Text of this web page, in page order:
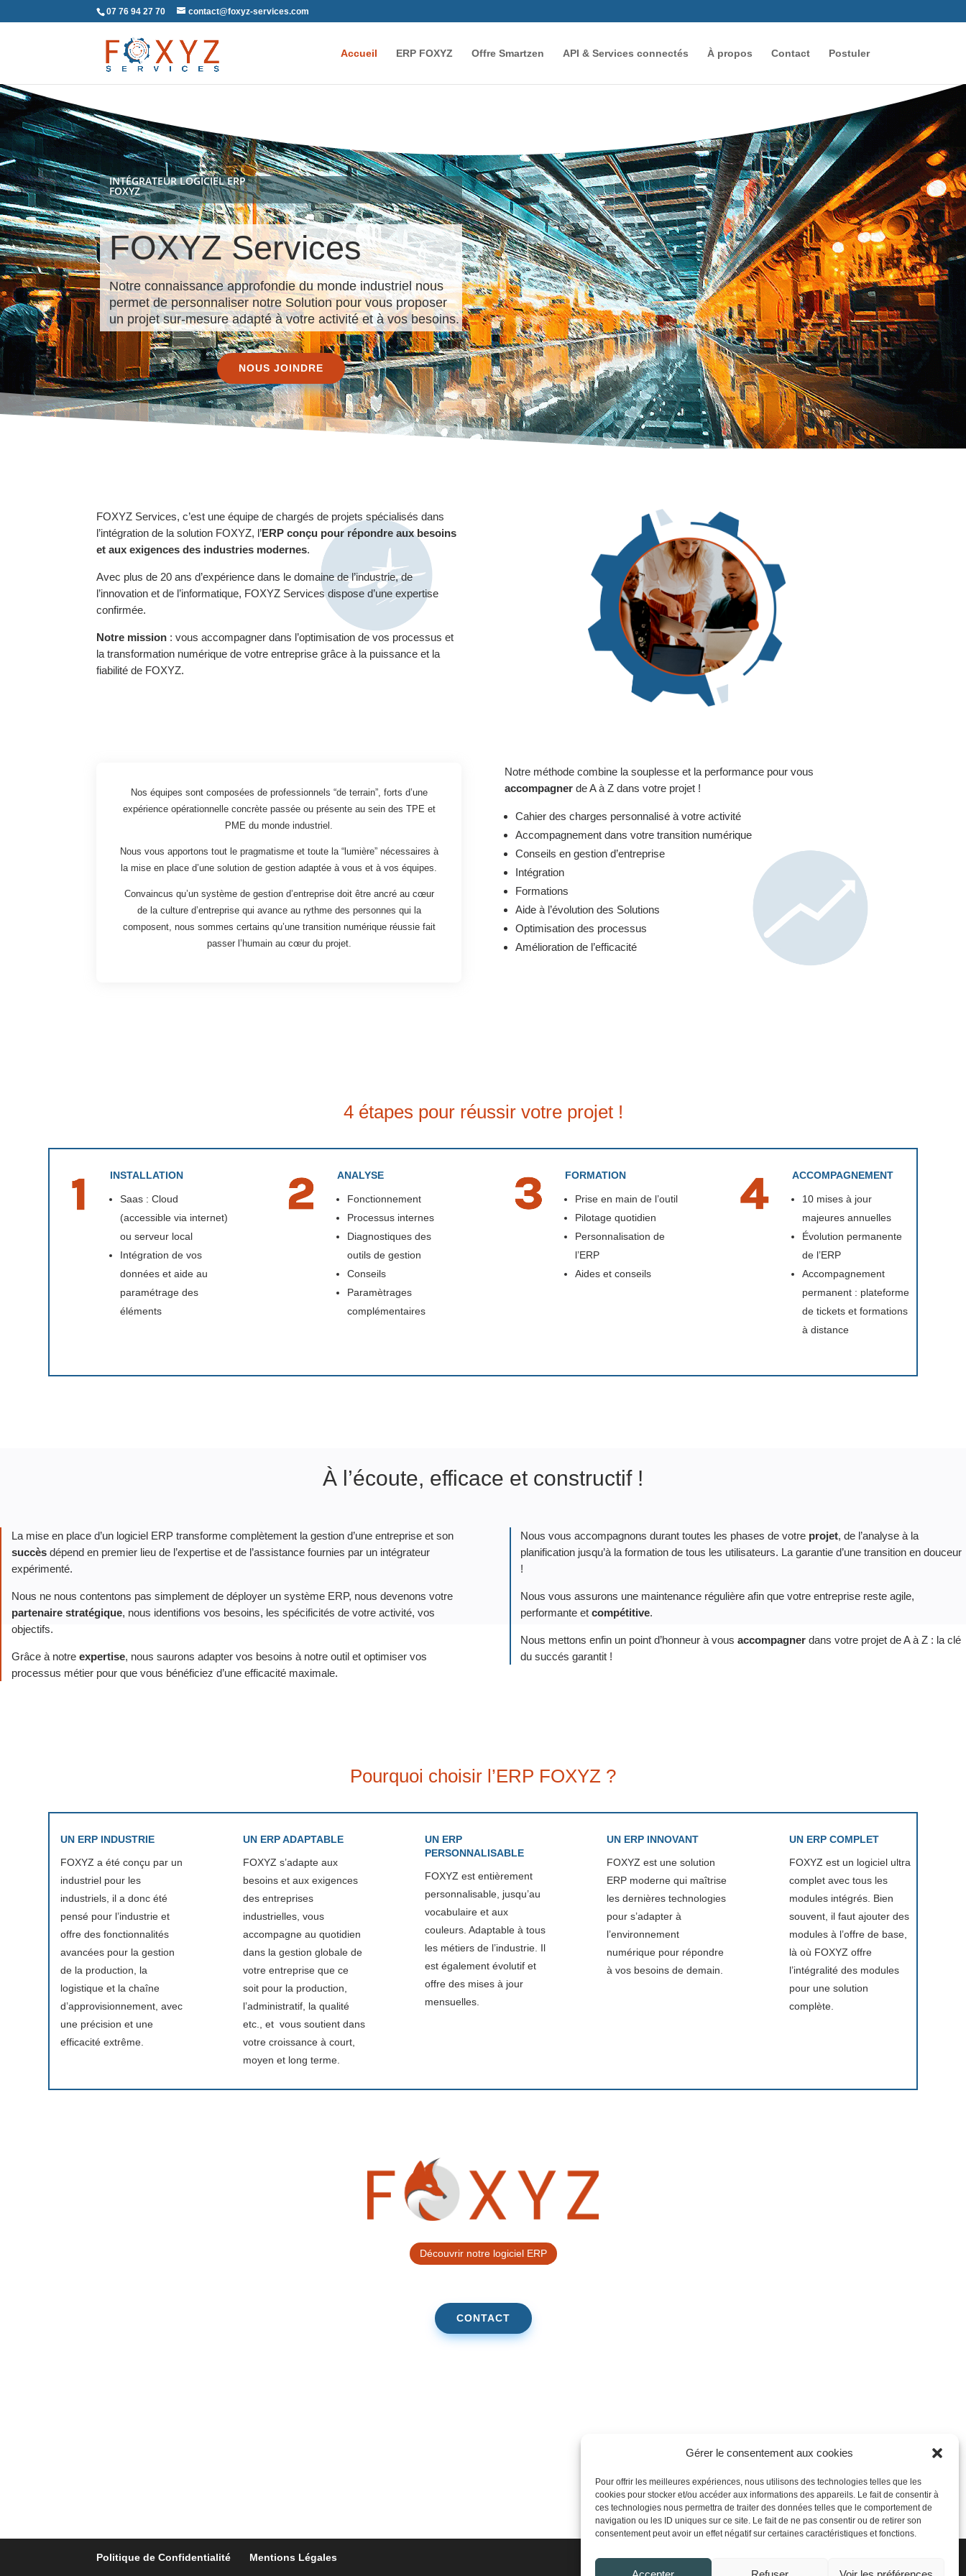
Gérer le consentement aux cookies
Pour offrir les meilleures expériences, nous utilisons des technologies telles que les
cookies pour stocker et/ou accéder aux informations des appareils. Le fait de consentir à
ces technologies nous permettra de traiter des données telles que le comportement de
navigation ou les ID uniques sur ce site. Le fait de ne pas consentir ou de retirer son
consentement peut avoir un effet négatif sur certaines caractéristiques et fonctions.
07 76 94 27 70 contact@foxyz-services.com
Accueil ERP FOXYZ Offre Smartzen API & Services connectés À propos Contact Postuler
INTÉGRATEUR LOGICIEL ERP
FOXYZ
FOXYZ Services
Notre connaissance approfondie du monde industriel nous
permet de personnaliser notre Solution pour vous proposer
un projet sur-mesure adapté à votre activité et à vos besoins.
NOUS JOINDRE
FOXYZ Services, c’est une équipe de chargés de projets spécialisés dans
l’intégration de la solution FOXYZ, l’ERP conçu pour répondre aux besoins
et aux exigences des industries modernes.
Avec plus de 20 ans d’expérience dans le domaine de l’industrie, de
l’innovation et de l’informatique, FOXYZ Services dispose d’une expertise
confirmée.
Notre mission : vous accompagner dans l’optimisation de vos processus et
la transformation numérique de votre entreprise grâce à la puissance et la
fiabilité de FOXYZ.
Nos équipes sont composées de professionnels “de terrain”, forts d’une
expérience opérationnelle concrète passée ou présente au sein des TPE et
PME du monde industriel.
Nous vous apportons tout le pragmatisme et toute la “lumière” nécessaires à
la mise en place d’une solution de gestion adaptée à vous et à vos équipes.
Convaincus qu’un système de gestion d’entreprise doit être ancré au cœur
de la culture d’entreprise qui avance au rythme des personnes qui la
composent, nous sommes certains qu’une transition numérique réussie fait
passer l’humain au cœur du projet.
Notre méthode combine la souplesse et la performance pour vous
accompagnerde A à Z dans votre projet !
Cahier des charges personnalisé à votre activité
Accompagnement dans votre transition numérique
Conseils en gestion d’entreprise
Intégration
Formations
Aide à l’évolution des Solutions
Optimisation des processus
Amélioration de l’efficacité
4 étapes pour réussir votre projet !
INSTALLATION
Saas : Cloud
(accessible via internet)
ou serveur local
Intégration de vos
données et aide au
paramétrage des
éléments
ANALYSE
Fonctionnement
Processus internes
Diagnostiques des
outils de gestion
Conseils
Paramètrages
complémentaires
FORMATION
Prise en main de l’outil
Pilotage quotidien
Personnalisation de
l’ERP
Aides et conseils
ACCOMPAGNEMENT
10 mises à jour
majeures annuelles
Évolution permanente
de l’ERP
Accompagnement
permanent : plateforme
de tickets et formations
à distance
À l’écoute, efficace et constructif !
La mise en place d’un logiciel ERP transforme complètement la gestion d’une entreprise et son
succès dépend en premier lieu de l’expertise et de l’assistance fournies par un intégrateur
expérimenté.
Nous ne nous contentons pas simplement de déployer un système ERP, nous devenons votre
partenaire stratégique, nous identifions vos besoins, les spécificités de votre activité, vos
objectifs.
Grâce à notre expertise, nous saurons adapter vos besoins à notre outil et optimiser vos
processus métier pour que vous bénéficiez d’une efficacité maximale.
Nous vous accompagnons durant toutes les phases de votre projet, de l’analyse à la
planification jusqu’à la formation de tous les utilisateurs. La garantie d’une transition en douceur
!
Nous vous assurons une maintenance régulière afin que votre entreprise reste agile,
performante et compétitive.
Nous mettons enfin un point d’honneur à vous accompagnerdans votre projet de A à Z : la clé
du succés garantit !
Pourquoi choisir l’ERP FOXYZ ?
UN ERP INDUSTRIE
FOXYZ a été conçu par un
industriel pour les
industriels, il a donc été
pensé pour l’industrie et
offre des fonctionnalités
avancées pour la gestion
de la production, la
logistique et la chaîne
d’approvisionnement, avec
une précision et une
efficacité extrême.
UN ERP ADAPTABLE
FOXYZ s’adapte aux
besoins et aux exigences
des entreprises
industrielles, vous
accompagne au quotidien
dans la gestion globale de
votre entreprise que ce
soit pour la production,
l’administratif, la qualité
etc., et vous soutient dans
votre croissance à court,
moyen et long terme.
UN ERP
PERSONNALISABLE
FOXYZ est entièrement
personnalisable, jusqu’au
vocabulaire et aux
couleurs. Adaptable à tous
les métiers de l’industrie. Il
est également évolutif et
offre des mises à jour
mensuelles.
UN ERP INNOVANT
FOXYZ est une solution
ERP moderne qui maîtrise
les dernières technologies
pour s’adapter à
l’environnement
numérique pour répondre
à vos besoins de demain.
UN ERP COMPLET
FOXYZ est un logiciel ultra
complet avec tous les
modules intégrés. Bien
souvent, il faut ajouter des
modules à l’offre de base,
là où FOXYZ offre
l’intégralité des modules
pour une solution
complète.
Découvrir notre logiciel ERP
CONTACT
Politique de Confidentialité Mentions Légales